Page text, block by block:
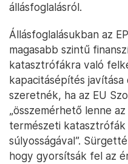
állásfoglalásról.
Állásfoglalásukban az
magasabb szintű
katasztrófákra való
kapacitásépítés
szeretnék, ha az EU
„összemérhető lenne
természeti katasztrófák
súlyosságával”.
hogy gyorsítsák fel az